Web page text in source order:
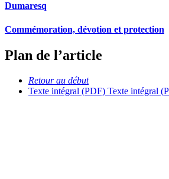
Dumaresq
Commémoration, dévotion et protection
Plan de l’article
Retour au début
Texte intégral (PDF) Texte intégral